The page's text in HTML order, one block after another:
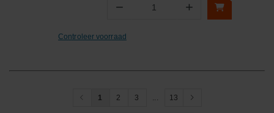
− Aantal +
Controleer voorraad
1 2 3 ... 13